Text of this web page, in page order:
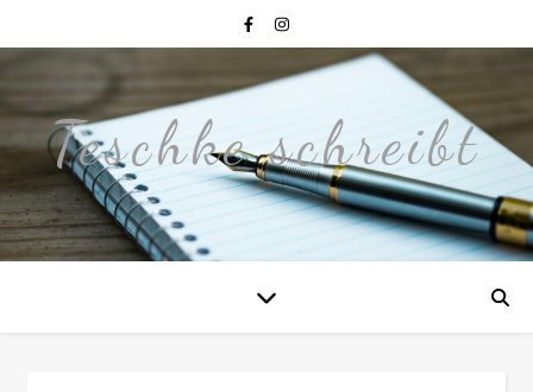
Teschke schreibt